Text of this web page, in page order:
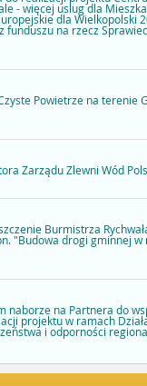
- więcej uslug dla
dla Wielkopolski
funduszu na rzecz
Powietrze na terenie
Zarządu Zlewni Wód
Burmistrza
"Budowa drogi gminnej w
naborze na Partnera do
projektu w ramach
i odporności